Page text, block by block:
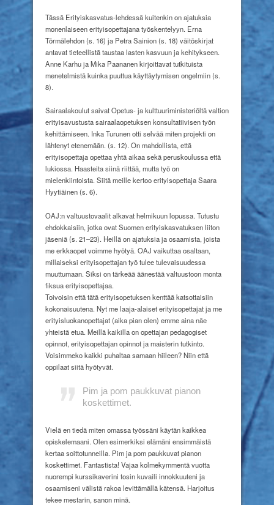
Tässä Erityiskasvatus-lehdessä kuitenkin on ajatuksia
monenlaiseen erityisopettajana työskentelyyn. Erna
Törmälehdon (s. 16) ja Petra Sainion (s. 18) väitöskirjat
antavat tieteellistä taustaa lasten kasvuun ja kehitykseen.
Anne Karhu ja Mika Paananen kirjoittavat tutkituista
menetelmistä kuinka puuttua käyttäytymisen ongelmiin (s.
8).
Sairaalakoulut saivat Opetus- ja kulttuuriministeriöltä valtion
erityisavustusta sairaalaopetuksen konsultatiivisen työn
kehittämiseen. Inka Turunen otti selvää miten projekti on
lähtenyt etenemään. (s. 12). On mahdollista, että
erityisopettaja opettaa yhtä aikaa sekä peruskoulussa että
lukiossa. Haasteita siinä riittää, mutta työ on
mielenkiintoista. Siitä meille kertoo erityisopettaja Saara
Hyytiäinen (s. 6).
OAJ:n valtuustovaalit alkavat helmikuun lopussa. Tutustu
ehdokkaisiin, jotka ovat Suomen erityiskasvatuksen liiton
jäseniä (s. 21–23). Heillä on ajatuksia ja osaamista, joista
me erkkaopet voimme hyötyä. OAJ vaikuttaa osaltaan,
millaiseksi erityisopettajan työ tulee tulevaisuudessa
muuttumaan. Siksi on tärkeää äänestää valtuustoon monta
fiksua erityisopettajaa.
Toivoisin että tätä erityisopetuksen kenttää katsottaisiin
kokonaisuutena. Nyt me laaja-alaiset erityisopettajat ja me
erityisluokanopettajat (aika pian olen) emme aina näe
yhteistä etua. Meillä kaikilla on opettajan pedagogiset
opinnot, erityisopettajan opinnot ja maisterin tutkinto.
Voisimmeko kaikki puhaltaa samaan hiileen? Niin että
oppilaat siitä hyötyvät.
Pim ja pom paukkuvat pianon
koskettimet.
Vielä en tiedä miten omassa työssäni käytän kaikkea
opiskelemaani. Olen esimerkiksi elämäni ensimmäistä
kertaa soittotunneilla. Pim ja pom paukkuvat pianon
koskettimet. Fantastista! Vajaa kolmekymmentä vuotta
nuorempi kurssikaverini tosin kuvaili innokkuuteni ja
osaamiseni välistä rakoa levittämällä kätensä. Harjoitus
tekee mestarin, sanon minä.